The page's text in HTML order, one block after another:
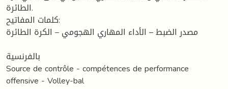
الطائرة.
كلمات المفاتيح:
مصدر الضبط – الأداء المهاري الهجومي – الكرة الطائرة
بالفرنسية
Source de contrôle - compétences de performance
offensive - Volley-bal